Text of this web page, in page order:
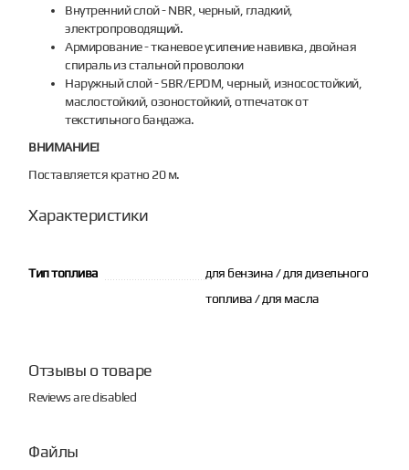
Внутренний слой - NBR, черный, гладкий,
электропроводящий.
Армирование - тканевое усиление навивка, двойная
спираль из стальной проволоки
Hаружный слой - SBR/EPDM, черный, износостойкий,
маслостойкий, озоностойкий, отпечаток от
текстильного бандажа.
ВНИМАНИЕ!
Поставляется кратно 20 м.
Характеристики
Тип топлива
для бензина / для дизельного
топлива / для масла
Отзывы о товаре
Reviews are disabled
Файлы